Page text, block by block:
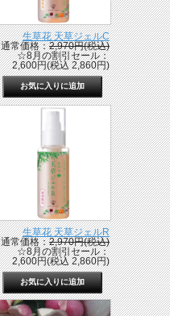
生草花 天草ジェルC
通常価格：2,970円(税込)
☆8月の割引セール：
2,600円(税込 2,860円)
生草花 天草ジェルR
通常価格：2,970円(税込)
☆8月の割引セール：
2,600円(税込 2,860円)